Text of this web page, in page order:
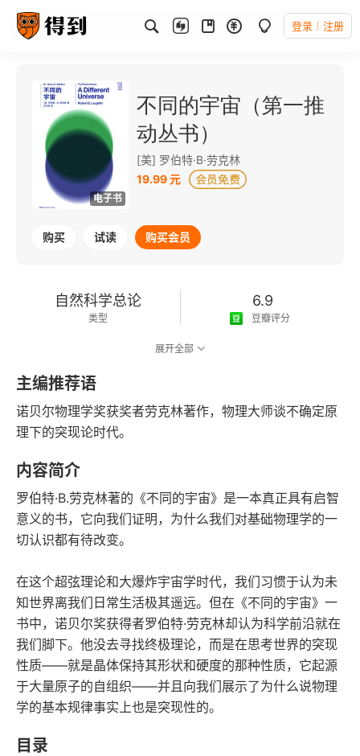
登录 注册
电子书
不同的宇宙（第一推
动丛书）
[美] 罗伯特·B·劳克林
19.99 元
购买 试读 购买会员
自然科学总论
类型
6.9
豆瓣评分
2018-01-01
发行日期
展开全部
主编推荐语
诺贝尔物理学奖获奖者劳克林著作，物理大师谈不确定原
理下的突现论时代。
内容简介
罗伯特·B.劳克林著的《不同的宇宙》是一本真正具有启智
意义的书，它向我们证明，为什么我们对基础物理学的一
切认识都有待改变。
在这个超弦理论和大爆炸宇宙学时代，我们习惯于认为未
知世界离我们日常生活极其遥远。但在《不同的宇宙》一
书中，诺贝尔奖获得者罗伯特·劳克林却认为科学前沿就在
我们脚下。他没去寻找终极理论，而是在思考世界的突现
性质——就是晶体保持其形状和硬度的那种性质，它起源
于大量原子的自组织——并且向我们展示了为什么说物理
学的基本规律事实上也是突现性的。
目录